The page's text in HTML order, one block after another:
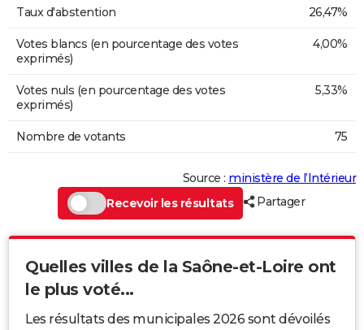
Taux d'abstention 26,47%
Votes blancs (en pourcentage des votes
exprimés)
4,00%
Votes nuls (en pourcentage des votes
exprimés)
5,33%
Nombre de votants 75
Source : ministère de l’Intérieur
Recevoir les résultats
Partager
Quelles villes de la Saône-et-Loire ont
le plus voté...
Les résultats des municipales 2026 sont dévoilés